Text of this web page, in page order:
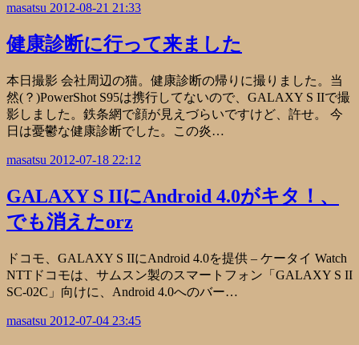
masatsu 2012-08-21 21:33
健康診断に行って来ました
本日撮影 会社周辺の猫。健康診断の帰りに撮りました。当
然(？)PowerShot S95は携行してないので、GALAXY S IIで撮
影しました。鉄条網で顔が見えづらいですけど、許せ。 今
日は憂鬱な健康診断でした。この炎…
masatsu 2012-07-18 22:12
GALAXY S IIにAndroid 4.0がキタ！、
でも消えたorz
ドコモ、GALAXY S IIにAndroid 4.0を提供 – ケータイ Watch
NTTドコモは、サムスン製のスマートフォン「GALAXY S II
SC-02C」向けに、Android 4.0へのバー…
masatsu 2012-07-04 23:45